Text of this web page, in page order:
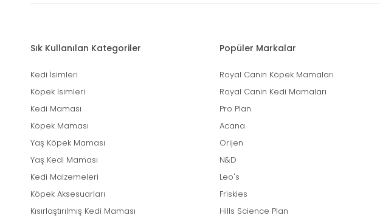
Sık Kullanılan Kategoriler
Kedi İsimleri
Köpek İsimleri
Kedi Maması
Köpek Maması
Yaş Köpek Maması
Yaş Kedi Maması
Kedi Malzemeleri
Köpek Aksesuarları
Kısırlaştırılmış Kedi Maması
Popüler Markalar
Royal Canin Köpek Mamaları
Royal Canin Kedi Mamaları
Pro Plan
Acana
Orijen
N&D
Leo's
Friskies
Hills Science Plan